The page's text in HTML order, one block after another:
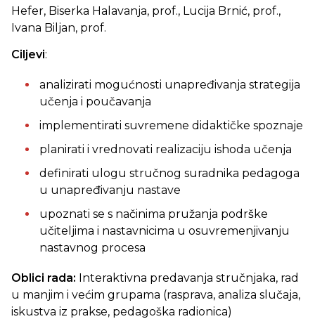
Hefer, Biserka Halavanja, prof., Lucija Brnić, prof.,
Ivana Biljan, prof.
Ciljevi:
analizirati mogućnosti unapređivanja strategija
učenja i poučavanja
implementirati suvremene didaktičke spoznaje
planirati i vrednovati realizaciju ishoda učenja
definirati ulogu stručnog suradnika pedagoga
u unapređivanju nastave
upoznati se s načinima pružanja podrške
učiteljima i nastavnicima u osuvremenjivanju
nastavnog procesa
Oblici rada: Interaktivna predavanja stručnjaka, rad
u manjim i većim grupama (rasprava, analiza slučaja,
iskustva iz prakse, pedagoška radionica)